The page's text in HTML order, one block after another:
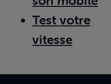
Test votre
vitesse